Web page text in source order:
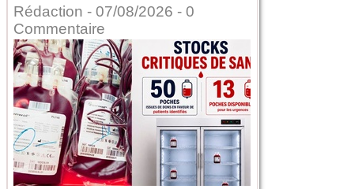
Rédaction - 07/08/2026 - 0
Commentaire